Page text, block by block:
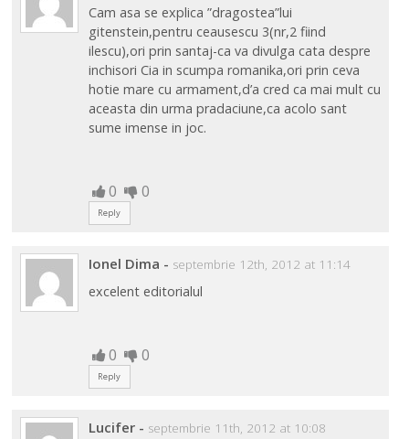
Cam asa se explica ”dragostea”lui
gitenstein,pentru ceausescu 3(nr,2 fiind
ilescu),ori prin santaj-ca va divulga cata despre
inchisori Cia in scumpa romanika,ori prin ceva
hotie mare cu armament,d’a cred ca mai mult cu
aceasta din urma pradaciune,ca acolo sant
sume imense in joc.
0 0
Reply
Ionel Dima - septembrie 12th, 2012 at 11:14
excelent editorialul
0 0
Reply
Lucifer - septembrie 11th, 2012 at 10:08